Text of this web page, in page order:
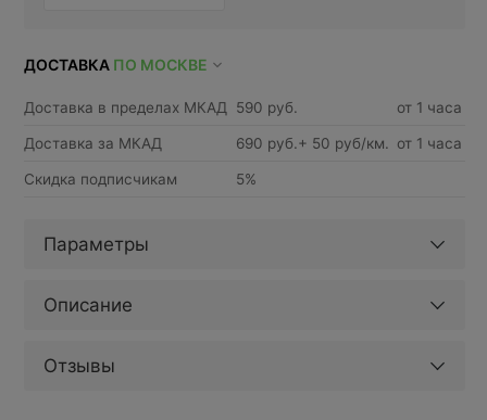
ДОСТАВКА ПО МОСКВЕ
Доставка в пределах МКАД 590 руб. от 1 часа
Доставка за МКАД 690 руб.+ 50 руб/км. от 1 часа
Скидка подписчикам 5%
Параметры
Описание
Отзывы